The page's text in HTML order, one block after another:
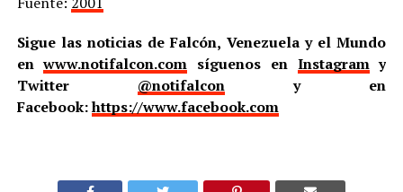
Sigue las noticias de Falcón, Venezuela y el Mundo
enwww.notifalcon.com síguenos en Instagramy
Twitter @notifalcony en
Facebook:https://www.facebook.com